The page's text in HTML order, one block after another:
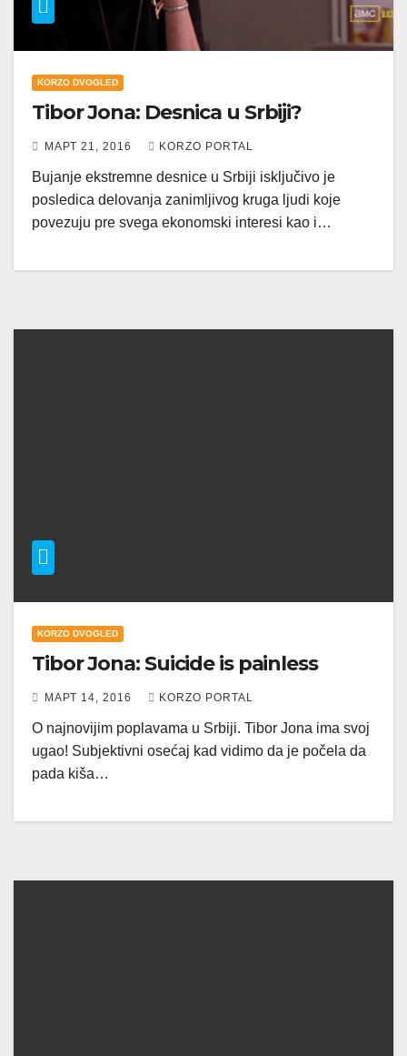
KORZO DVOGLED
Tibor Jona: Desnica u Srbiji?
МАРТ 21, 2016 KORZO PORTAL
Bujanje ekstremne desnice u Srbiji isključivo je
posledica delovanja zanimljivog kruga ljudi koje
povezuju pre svega ekonomski interesi kao i…
KORZO DVOGLED
Tibor Jona: Suicide is painless
МАРТ 14, 2016 KORZO PORTAL
O najnovijim poplavama u Srbiji. Tibor Jona ima svoj
ugao! Subjektivni osećaj kad vidimo da je počela da
pada kiša…